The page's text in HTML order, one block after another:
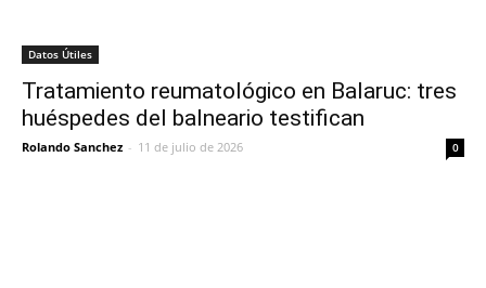
Datos Útiles
Tratamiento reumatológico en Balaruc: tres
huéspedes del balneario testifican
Rolando Sanchez - 11 de julio de 2026 0